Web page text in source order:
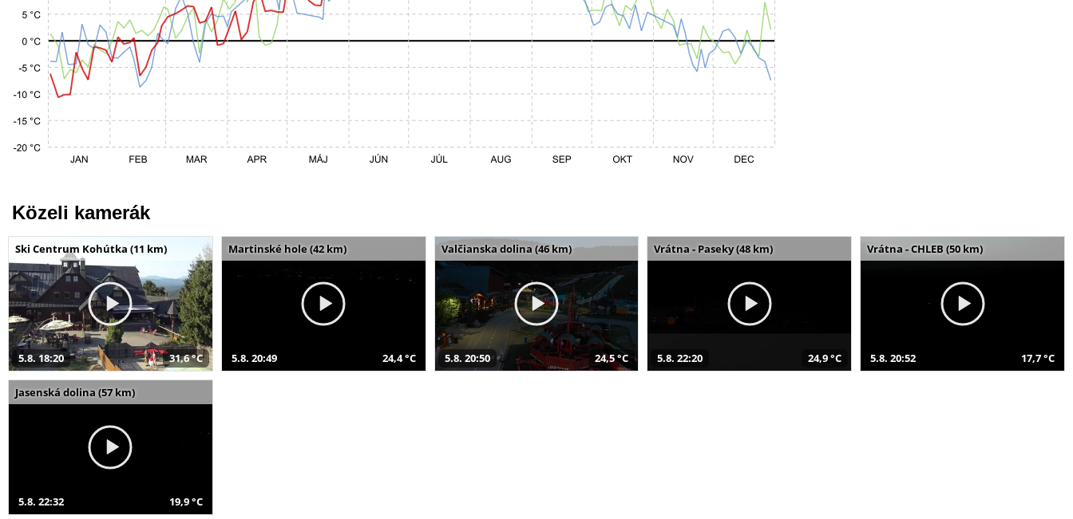
Közeli kamerák
Ski Centrum Kohútka (11 km)
5.8. 18:20 31,6 °C
Martinské hole (42 km)
5.8. 20:49 24,4 °C
Valčianska dolina (46 km)
5.8. 20:50 24,5 °C
Vrátna - Paseky (48 km)
5.8. 22:20 24,9 °C
Vrátna - CHLEB (50 km)
5.8. 20:52 17,7 °C
Jasenská dolina (57 km)
5.8. 22:32 19,9 °C